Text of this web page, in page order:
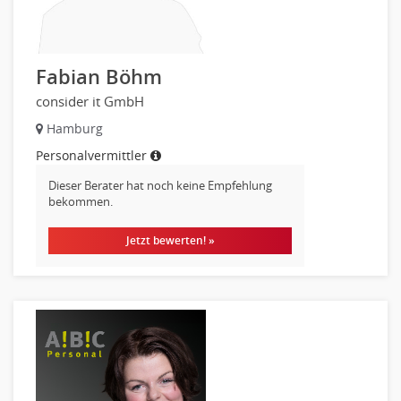
Datenbanken
Embedded Systems
IT Leitung, Teamleitung
Projektmanagement
IT Prozessmanagement
Qualitätssicherung, Qualitätsprüfung
SAP/ERP-Beratung, Entwicklung
Security
Softwareentwicklung
Systemadministration, Netzwerkadministration
Wirtschaftsinformatik
Biologie
Biotechnologie
Fabian Böhm
consider it GmbH
Hamburg
Personalvermittler
Dieser Berater hat noch keine Empfehlung
bekommen.
Jetzt bewerten! »